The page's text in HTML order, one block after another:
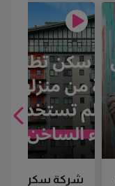
شركة سكن